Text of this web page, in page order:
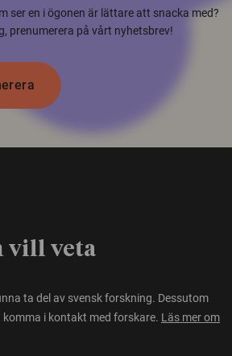
ser en i ögonen är lättare att snacka med?
prenumerera på vårt nyhetsbrev!
vill veta
ta del av svensk forskning. Dessutom
i kontakt med forskare. Läs mer om